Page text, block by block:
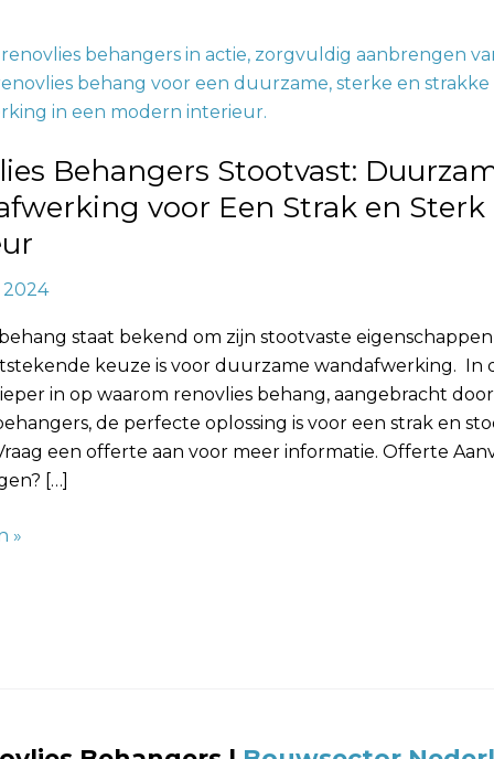
Behangers Stootvast:
voor Een Strak en Sterk
staat bekend om zijn stootvaste
keuze is voor duurzame wandafwerking. In
in op waarom renovlies behang, aangebracht
de perfecte oplossing is voor een strak en
een offerte aan voor meer informatie. Offerte
[…]
»